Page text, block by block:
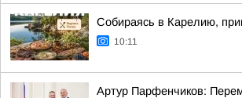
Собираясь в Карелию,
10:11
Артур Парфенчиков: